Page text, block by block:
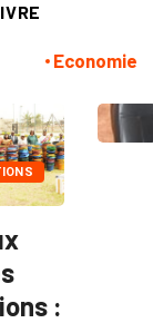
Economie
: